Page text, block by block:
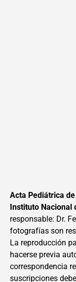
Acta Pediátrica
Instituto Nacional
responsable: Dr.
fotografías son
La reproducción
hacerse previa
correspondencia
suscripciones